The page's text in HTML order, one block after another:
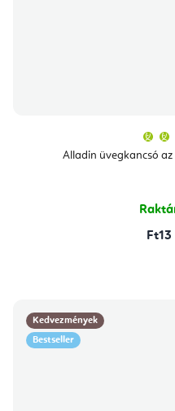
Alladin üvegkancsó az
Kedvezmények
Bestseller